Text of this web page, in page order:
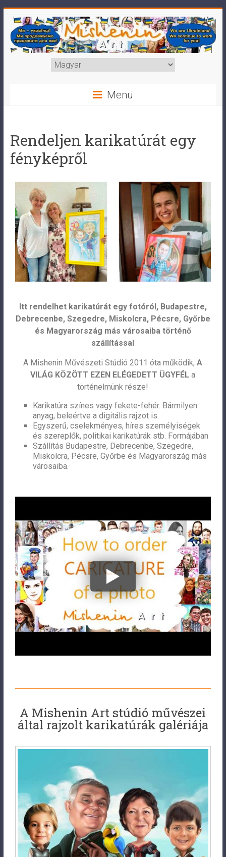
Menü
Rendeljen karikatúrát egy
fényképről
Itt rendelhet karikatúrát egy fotóról, Budapestre,
Debrecenbe, Szegedre, Miskolcra, Pécsre, Győrbe
és Magyarország más városaiba történő
szállítással
A Mishenin Művészeti Stúdió 2011 óta működik,A
VILÁG KÖZÖTT EZEN ELÉGEDETT ÜGYFÉL a
történelmünk része!
Karikatúra színes vagy fekete-fehér. Bármilyen
anyag, beleértve a digitális rajzot is.
Egyszerű, cselekményes, híres személyiségek
és szereplők, politikai karikatúrák stb. Formájában
Szállítás Budapestre, Debrecenbe, Szegedre,
Miskolcra, Pécsre, Győrbe és Magyarország más
városaiba.
A Mishenin Art stúdió művészei
által rajzolt karikatúrák galériája